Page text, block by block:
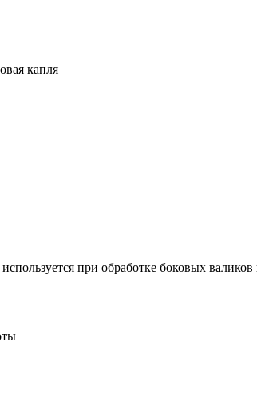
капля
при обработке боковых